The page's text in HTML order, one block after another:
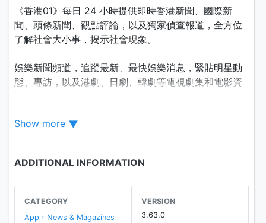
《香港01》每日 24 小時提供即時香港新聞、國際新
聞、頭條新聞、觀點評論，以及獨家偵查報道，全方位
了解社會大小事，揭示社會現象。
娛樂新聞頻道，追蹤最新、最快娛樂消息，緊貼明星動
態、專訪，以及港劇、日劇、韓劇等電視劇集和電影資
體育新聞報道包括足球、NBA 籃球比賽、國際馬拉松等
【 多元化生活頻道 】
hashTECH 科技玩物：最新科技產品開箱實測，第一手
報導蘋果 (Apple) 及 Google 產品發佈，手機、電腦等
Show more
ADDITIONAL INFORMATION
CATEGORY
App › News & Magazines
VERSION
3.63.0